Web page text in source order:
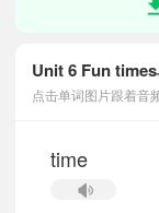
Unit 6 Fun
点击单词图片跟着音
time